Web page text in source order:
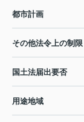
都市計画
その他法令上の制限
国土法届出要否
用途地域